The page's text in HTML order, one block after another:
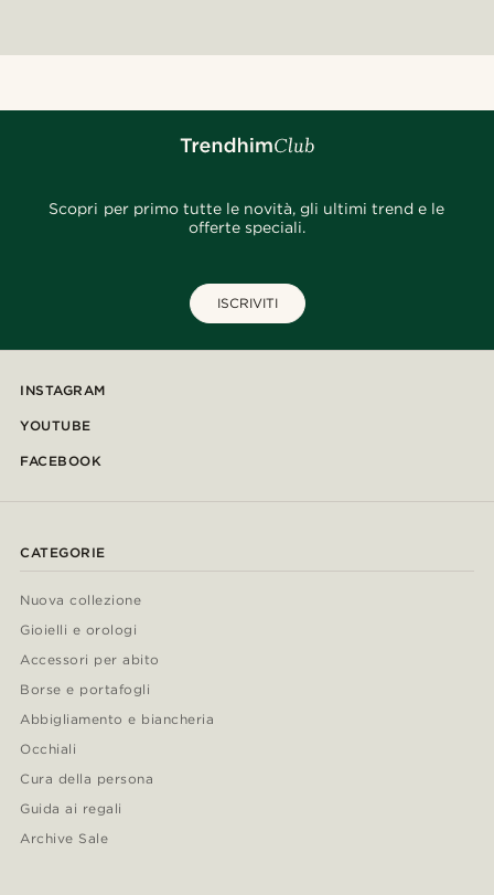
Scopri per primo tutte le novità, gli ultimi trend e le
offerte speciali.
ISCRIVITI
INSTAGRAM
YOUTUBE
FACEBOOK
CATEGORIE
Nuova collezione
Gioielli e orologi
Accessori per abito
Borse e portafogli
Abbigliamento e biancheria
Occhiali
Cura della persona
Guida ai regali
Archive Sale